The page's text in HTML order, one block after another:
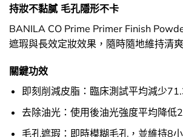
持妝不黏膩 毛孔隱形不卡
BANILA CO Prime Primer Finish
遮瑕與長效定妝效果，隨時隨地維持清
關鍵功效
即刻削減皮脂：臨床測試平均減少
去除油光：使用後油光強度平均降低
毛孔遮瑕：即時模糊毛孔，並維持8